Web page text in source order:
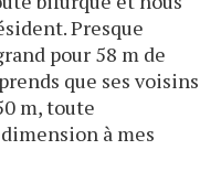
Presque
pour 58 m de
que ses voisins
m, toute
à mes